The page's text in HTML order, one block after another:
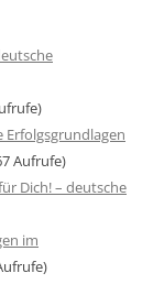
Erfolgsgrundlagen
Aufrufe)
Dich! – deutsche
im